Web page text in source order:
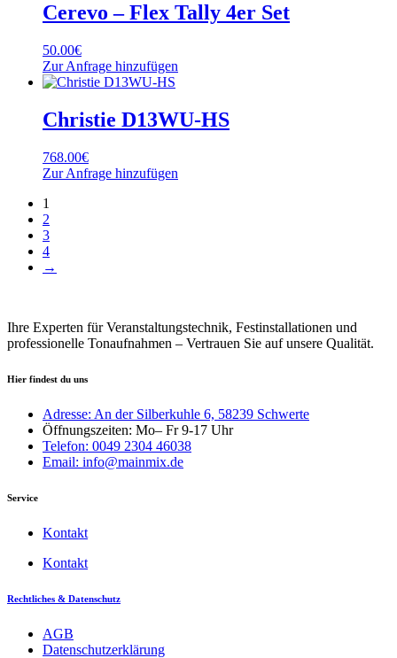
Cerevo – Flex Tally 4er Set
50.00€
Zur Anfrage hinzufügen
Christie D13WU-HS
768.00€
Zur Anfrage hinzufügen
1
2
3
4
→
Ihre Experten für Veranstaltungstechnik, Festinstallationen und
professionelle Tonaufnahmen – Vertrauen Sie auf unsere Qualität.
Hier findest du uns
Adresse: An der Silberkuhle 6, 58239 Schwerte
Öffnungszeiten: Mo– Fr 9-17 Uhr
Telefon: 0049 2304 46038
Email: info@mainmix.de
Service
Kontakt
Kontakt
Rechtliches & Datenschutz
AGB
Datenschutzerklärung